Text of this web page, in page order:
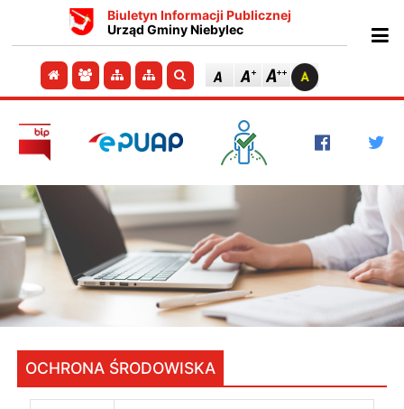
Biuletyn Informacji Publicznej
Urząd Gminy Niebylec
Przejdź do strony głównej
Przejdź do redakcji
Przejdź do mapy strony
Przejdź do mapy strony
Szukaj
OCHRONA ŚRODOWISKA